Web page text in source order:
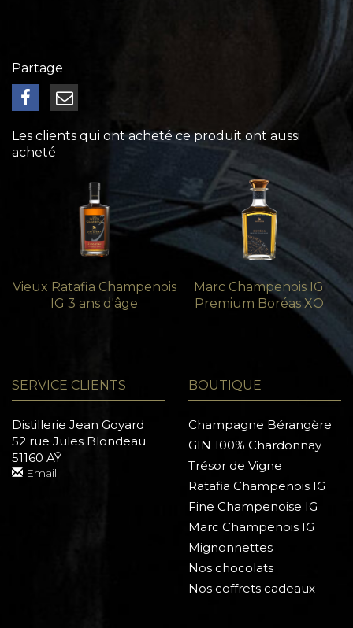
Partage
Les clients qui ont acheté ce produit ont aussi
acheté
Vieux Ratafia Champenois
IG 3 ans d'âge
Marc Champenois IG
Premium Boréas XO
SERVICE CLIENTS
Distillerie Jean Goyard
52 rue Jules Blondeau
51160 AŸ
Email
BOUTIQUE
Champagne Bérangère
GIN 100% Chardonnay
Trésor de Vigne
Ratafia Champenois IG
Fine Champenoise IG
Marc Champenois IG
Mignonnettes
Nos chocolats
Nos coffrets cadeaux